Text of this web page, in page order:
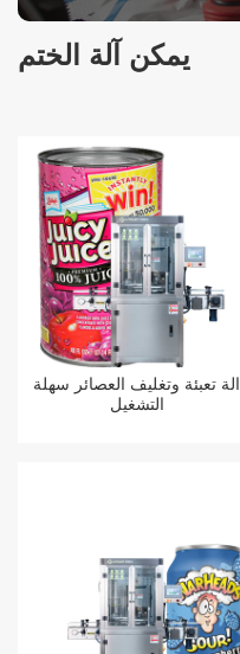
يمكن آلة الختم
آلة تعبئة وتغليف العصائر سهلة
التشغيل